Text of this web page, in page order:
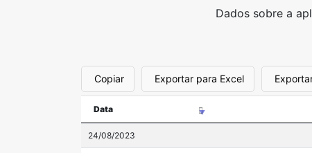
Dados sobre a
Copiar Exportar para Excel
Data
24/08/2023